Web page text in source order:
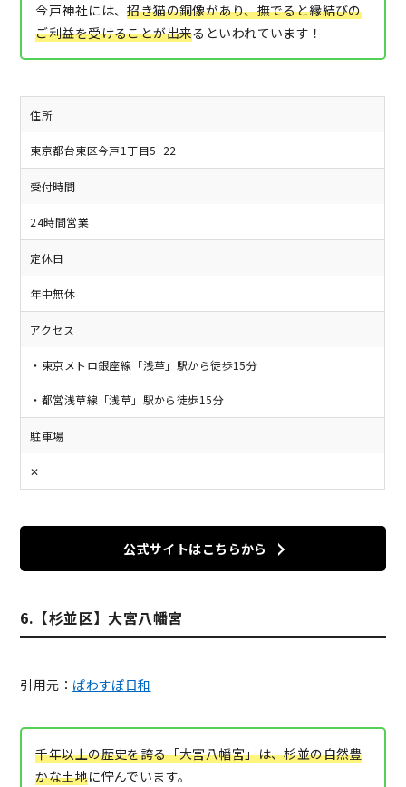
今戸神社には、招き猫の銅像があり、撫でると縁結びの
ご利益を受けることが出来るといわれています！
住所
東京都台東区今戸1丁目5−22
受付時間
24時間営業
定休日
年中無休
アクセス
・東京メトロ銀座線「浅草」駅から徒歩15分
・都営浅草線「浅草」駅から徒歩15分
駐車場
✕
公式サイトはこちらから
6.【杉並区】大宮八幡宮
引用元： ぱわすぽ日和
千年以上の歴史を誇る「大宮八幡宮」は、杉並の自然豊
かな土地に佇んでいます。